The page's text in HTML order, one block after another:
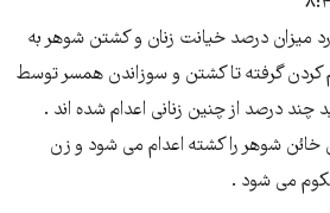
میزان درصد خیانت زنان و کشتن شوهر به
گرفته تا کشتن و سوزاندن همسر توسط
درصد از چنین زنانی اعدام شده اند .
خائن شوهر را کشته اعدام می شود و زن
می شود .